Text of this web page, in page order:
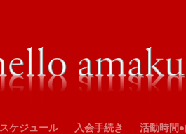
スケジュール 入会手続き 活動時間